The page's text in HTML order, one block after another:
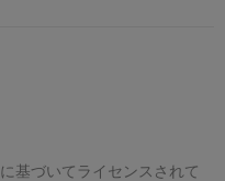
基づいてライセンスされて